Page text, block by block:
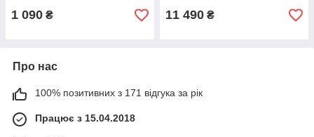
1 090 ₴ 11 490 ₴
Про нас
100% позитивних з 171 відгука за рік
Працює з 15.04.2018